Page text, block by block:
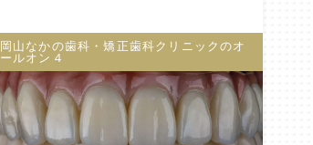
岡山なかの歯科・矯正歯科クリニックのオ
ールオン４